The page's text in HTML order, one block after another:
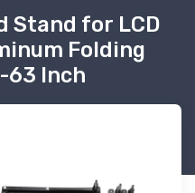
Stand for LCD
Folding
63 Inch